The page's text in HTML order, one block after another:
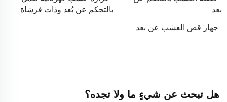
بعد
بالتحكم عن بُعد وذات فرشاة
جهاز قص العشب عن بعد
هل تبحث عن شيءٍ ما ولا تجده؟